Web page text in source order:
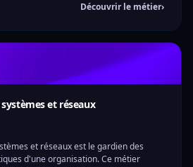
Découvrir le métier›
et réseaux
et réseaux est le gardien des
d'une organisation. Ce métier